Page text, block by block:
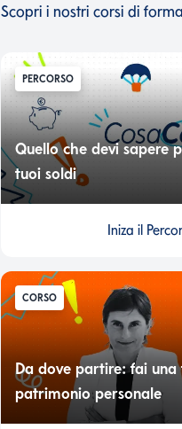
Scopri i nostri corsi di
PERCORSO
Quello che devi sapere
tuoi soldi
Iniza il
CORSO
Da dove partire: fai
patrimonio personale